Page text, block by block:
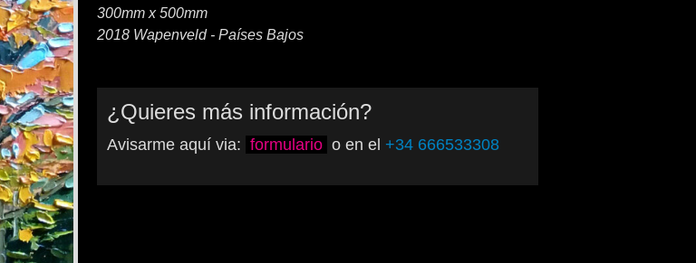
300mm x 500mm
2018 Wapenveld - Países Bajos
¿Quieres más información?
Avisarme aquí via: formulario o en el +34 666533308